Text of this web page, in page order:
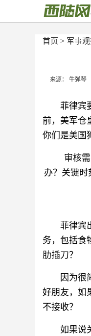
首页 > 军事
来源： 牛弹琴
菲律宾
前，美军仓
你们是美国
审核
办？关键
菲律宾
务，包括食
肋插刀？
因为很
好朋友，如
不接收？
如果说